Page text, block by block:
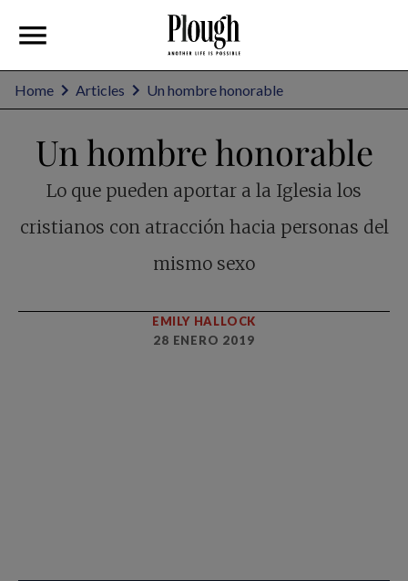
Home Articles Un hombre honorable
Un hombre honorable
Lo que pueden aportar a la Iglesia los
cristianos con atracción hacia personas del
mismo sexo
EMILY HALLOCK
28 ENERO 2019